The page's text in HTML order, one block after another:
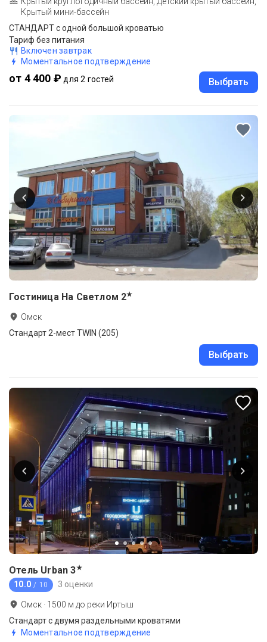
Крытый мини-бассейн
СТАНДАРТ c одной большой кроватью
Тариф без питания
Включен завтрак
Моментальное подтверждение
от 4 400 ₽ для 2 гостей Выбрать
Гостиница На Светлом 2★
Омск
Стандарт 2-мест TWIN (205)
Выбрать
Отель Urban 3★
10.0 / 10 3 оценки
Омск · 1500 м до реки Иртыш
Стандарт с двумя раздельными кроватями
Моментальное подтверждение